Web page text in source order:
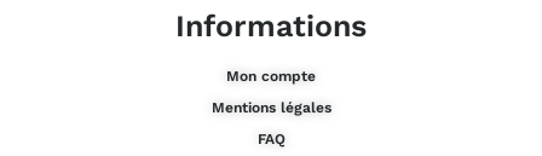
Informations
Mon compte
Mentions légales
FAQ